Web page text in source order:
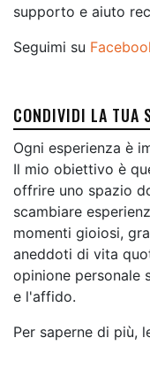
supporto e aiuto
Seguimi su
CONDIVIDI LA TUA
Ogni esperienza è
Il mio obiettivo è
offrire uno spazio
scambiare
momenti gioiosi,
aneddoti di vita
opinione personale
e l'affido.
Per saperne di più,